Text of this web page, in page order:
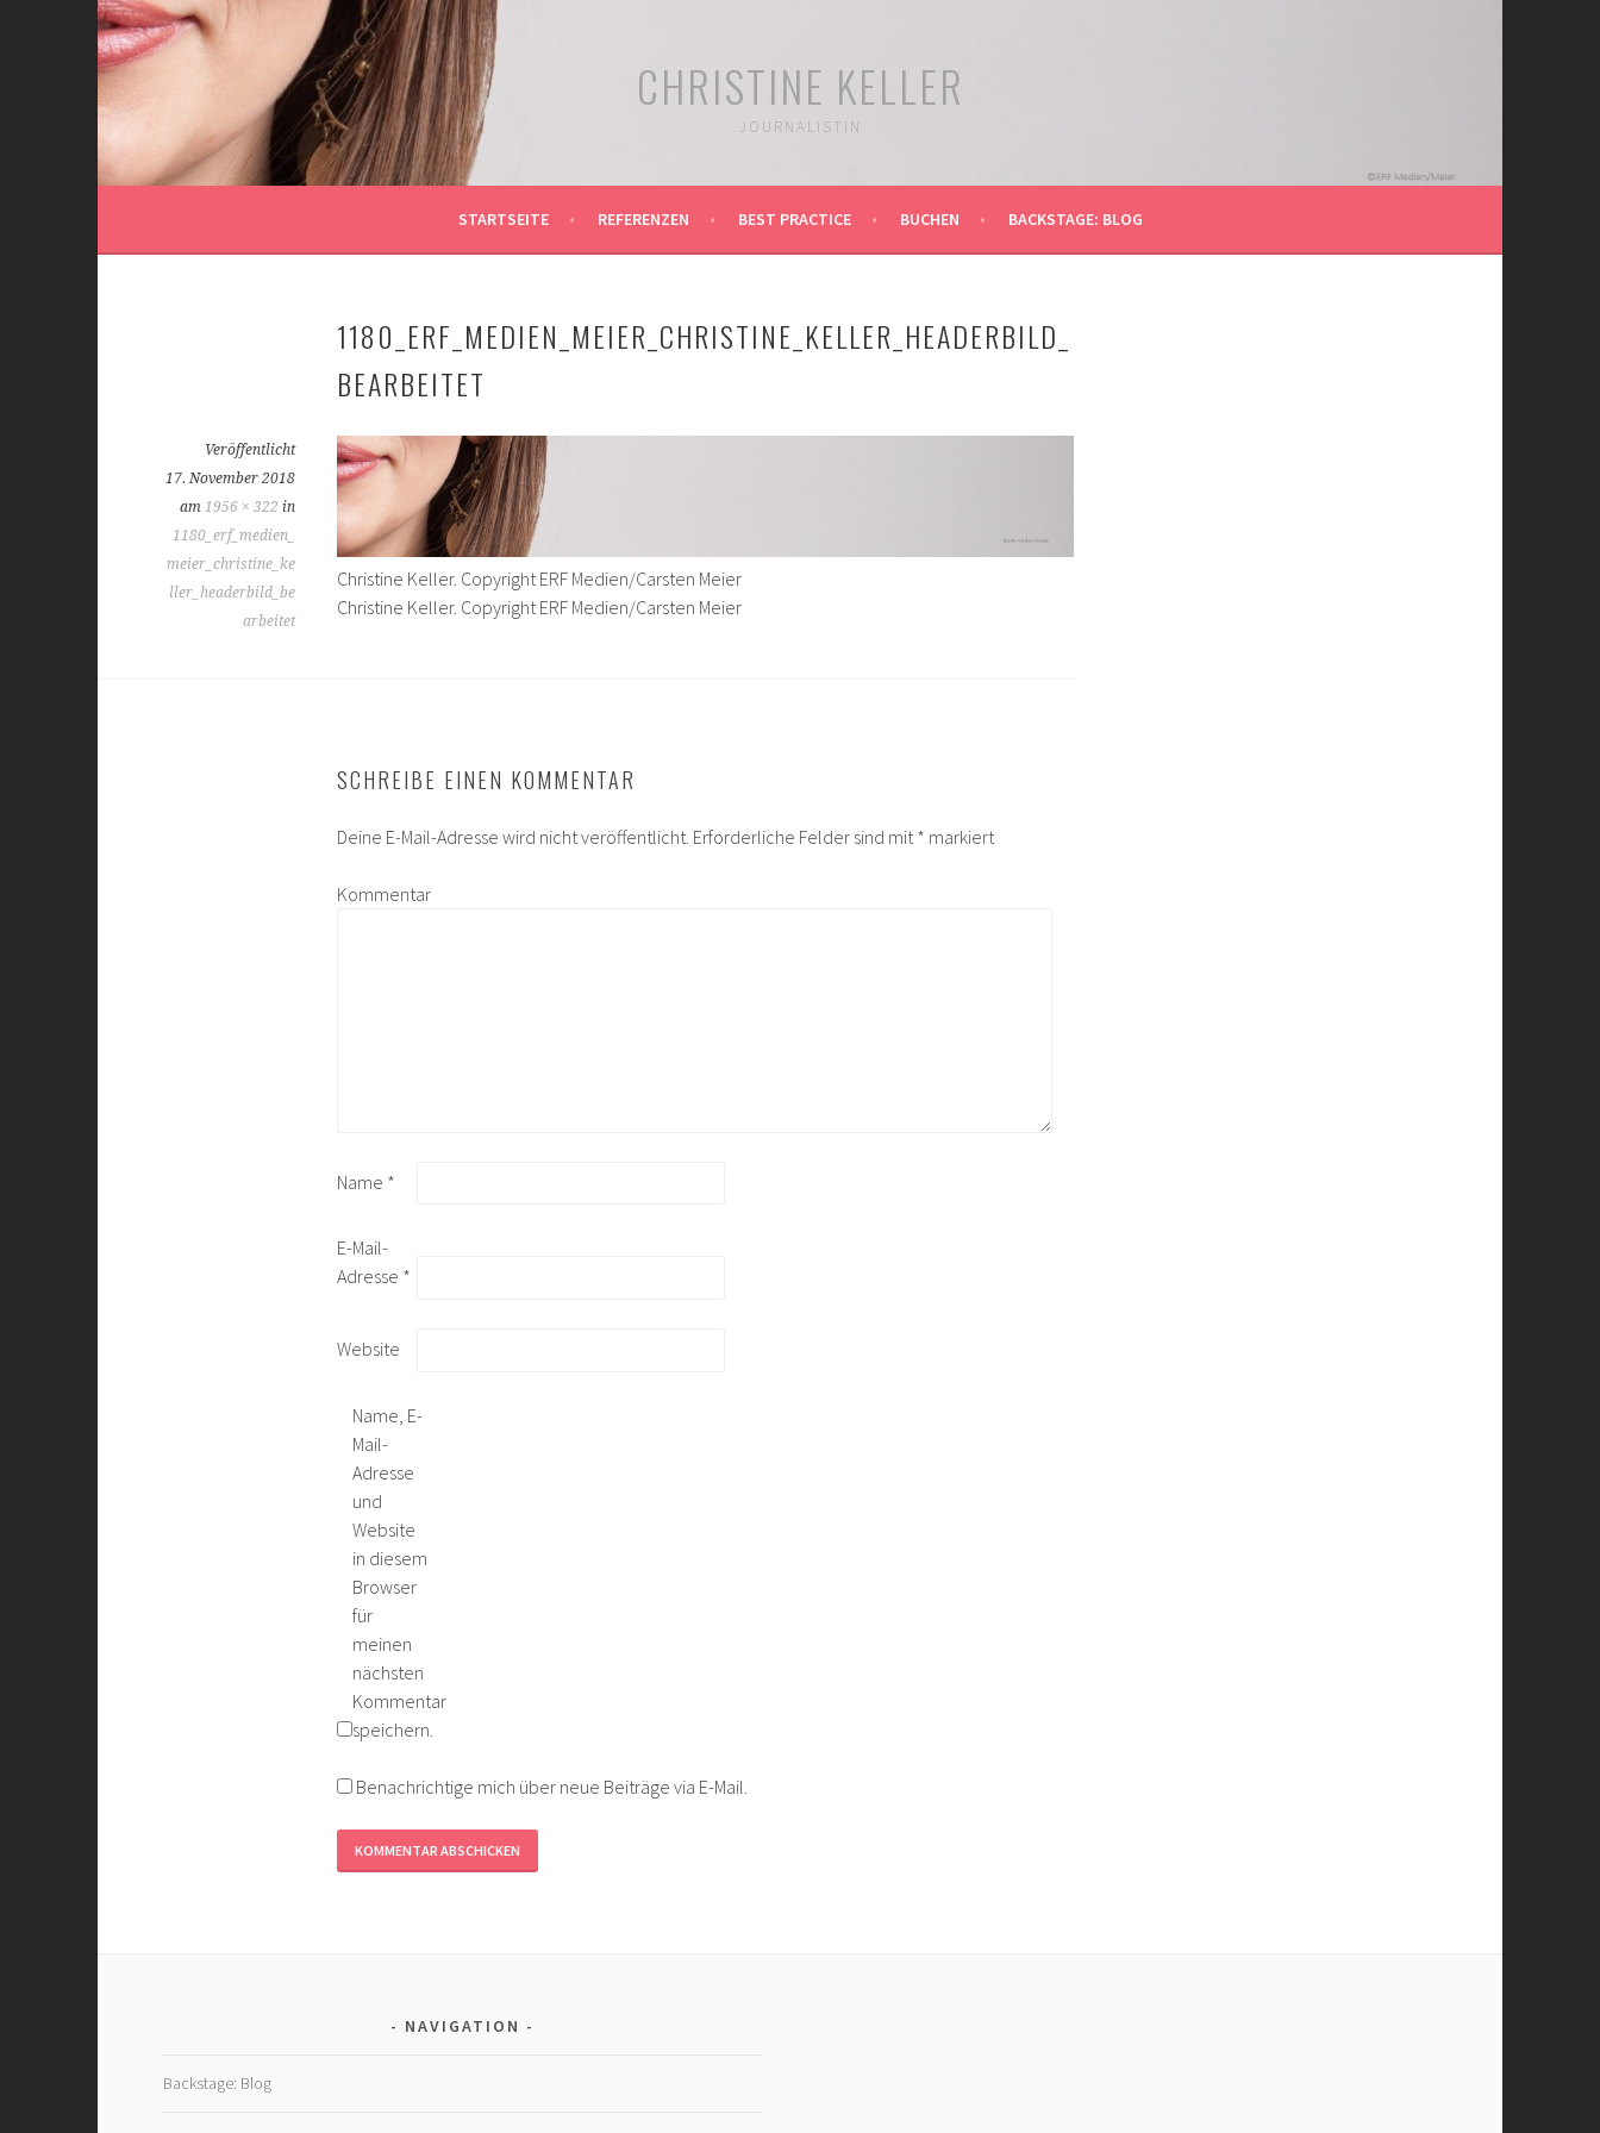
Springe
zum
Inhalt
CHRISTINE KELLER
JOURNALISTIN
STARTSEITE REFERENZEN BEST PRACTICE BUCHEN BACKSTAGE: BLOG
1180_ERF_MEDIEN_MEIER_CHRISTINE_KELLER_HEADERBILD_
BEARBEITET
Veröffentlicht
17. November 2018
am 1956 × 322 in
1180_erf_medien_
meier_christine_ke
ller_headerbild_be
arbeitet
Christine Keller. Copyright ERF Medien/Carsten Meier
Christine Keller. Copyright ERF Medien/Carsten Meier
SCHREIBE EINEN KOMMENTAR
Deine E-Mail-Adresse wird nicht veröffentlicht. Erforderliche Felder sind mit * markiert
Kommentar
Name *
E-Mail-
Adresse *
Website
Name, E-
Mail-
Adresse
und
Website
in diesem
Browser
für
meinen
nächsten
Kommentar
speichern.
Benachrichtige mich über neue Beiträge via E-Mail.
NAVIGATION
Backstage: Blog